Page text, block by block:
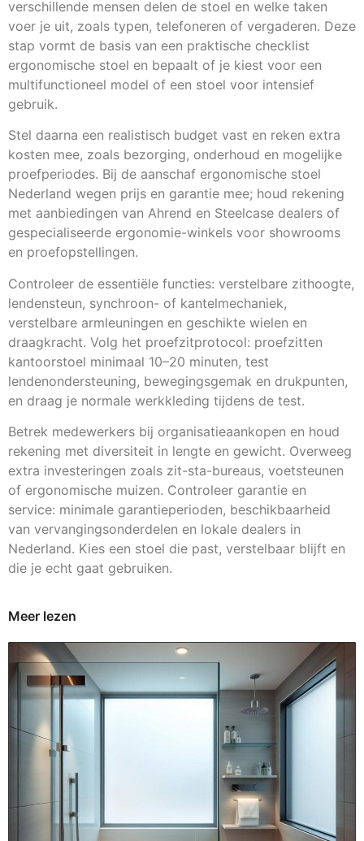
verschillende mensen delen de stoel en welke taken
voer je uit, zoals typen, telefoneren of vergaderen. Deze
stap vormt de basis van een praktische checklist
ergonomische stoel en bepaalt of je kiest voor een
multifunctioneel model of een stoel voor intensief
gebruik.
Stel daarna een realistisch budget vast en reken extra
kosten mee, zoals bezorging, onderhoud en mogelijke
proefperiodes. Bij de aanschaf ergonomische stoel
Nederland wegen prijs en garantie mee; houd rekening
met aanbiedingen van Ahrend en Steelcase dealers of
gespecialiseerde ergonomie-winkels voor showrooms
en proefopstellingen.
Controleer de essentiële functies: verstelbare zithoogte,
lendensteun, synchroon- of kantelmechaniek,
verstelbare armleuningen en geschikte wielen en
draagkracht. Volg het proefzitprotocol: proefzitten
kantoorstoel minimaal 10–20 minuten, test
lendenondersteuning, bewegingsgemak en drukpunten,
en draag je normale werkkleding tijdens de test.
Betrek medewerkers bij organisatieaankopen en houd
rekening met diversiteit in lengte en gewicht. Overweeg
extra investeringen zoals zit-sta-bureaus, voetsteunen
of ergonomische muizen. Controleer garantie en
service: minimale garantieperioden, beschikbaarheid
van vervangingsonderdelen en lokale dealers in
Nederland. Kies een stoel die past, verstelbaar blijft en
die je echt gaat gebruiken.
Meer lezen